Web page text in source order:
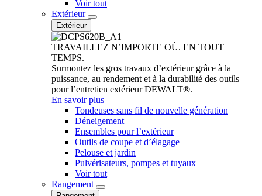
Voir tout
Extérieur
Extérieur
TRAVAILLEZ N’IMPORTE OÙ. EN TOUT
TEMPS.
Surmontez les gros travaux d’extérieur grâce à la
puissance, au rendement et à la durabilité des outils
pour l’entretien extérieur DEWALT®.
En savoir plus
Tondeuses sans fil de nouvelle génération
Déneigement
Ensembles pour l’extérieur
Outils de coupe et d’élagage
Pelouse et jardin
Pulvérisateurs, pompes et tuyaux
Voir tout
Rangement